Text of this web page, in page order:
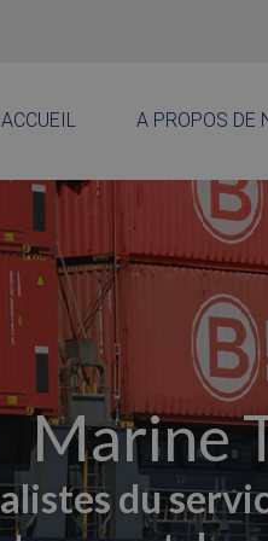
ACCUEIL A PROPOS DE
Marine
du